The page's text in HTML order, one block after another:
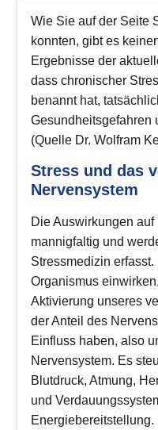
Wie Sie auf der Seite
konnten, gibt es
Ergebnisse der
dass chronischer
benannt hat,
Gesundheitsgefahren
(Quelle Dr. Wolfram
Stress und das
Nervensystem
Die Auswirkungen
mannigfaltig und
Stressmedizin
Organismus
Aktivierung unseres
der Anteil des
Einfluss haben, also
Nervensystem. Es
Blutdruck, Atmung,
und
Energiebereitstellung.